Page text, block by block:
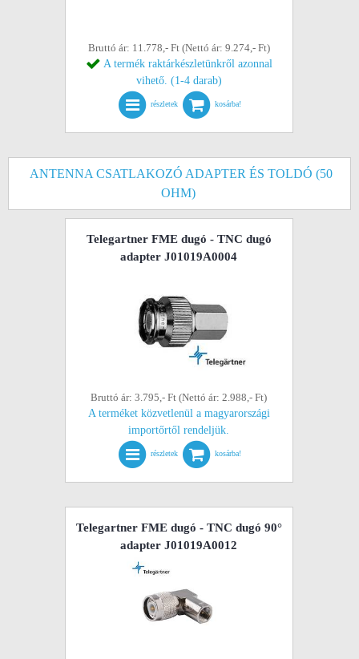
Bruttó ár: 11.778,- Ft (Nettó ár: 9.274,- Ft)
A termék raktárkészletünkről azonnal
vihető. (1-4 darab)
részletek kosárba!
ANTENNA CSATLAKOZÓ ADAPTER ÉS TOLDÓ (50
OHM)
Telegartner FME dugó - TNC dugó
adapter J01019A0004
Bruttó ár: 3.795,- Ft (Nettó ár: 2.988,- Ft)
A terméket közvetlenül a magyarországi
importőrtől rendeljük.
részletek kosárba!
Telegartner FME dugó - TNC dugó 90°
adapter J01019A0012